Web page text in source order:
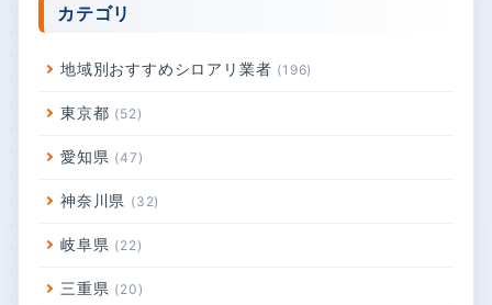
カテゴリ
地域別おすすめシロアリ業者 196
東京都 52
愛知県 47
神奈川県 32
岐阜県 22
三重県 20